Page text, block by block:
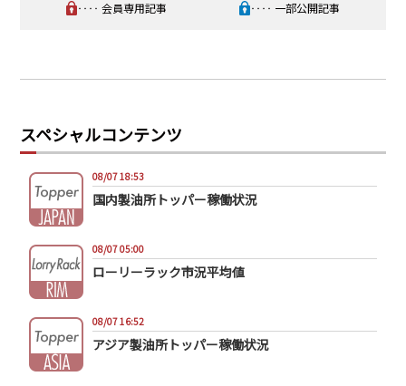
‥‥ 会員専用記事 ‥‥ 一部公開記事
スペシャルコンテンツ
08/07 18:53
国内製油所トッパー稼働状況
08/07 05:00
ローリーラック市況平均値
08/07 16:52
アジア製油所トッパー稼働状況